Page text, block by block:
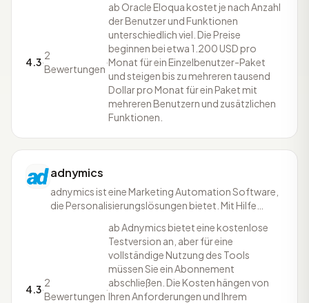
Kampagnen über mehrere Kanäle hinweg. So wertet
die Software die Daten von CRMs, Webseiten und
anderen Systemen aus, um Kunden zu
segmentieren. Eloqua unte
4.3·
2
Bewertungen
·
ab Oracle Eloqua kostet je nach Anzahl
der Benutzer und Funktionen
unterschiedlich viel. Die Preise
beginnen bei etwa 1.200 USD pro
Monat für ein Einzelbenutzer-Paket
und steigen bis zu mehreren tausend
Dollar pro Monat für ein Paket mit
mehreren Benutzern und zusätzlichen
Funktionen.
adnymics
adnymics ist eine Marketing Automation Software,
die Personalisierungslösungen bietet. Mit Hilfe
Kundenbindungen von Onlineshop-Händlern
4.3·
2
Bewertungen
·
ab Adnymics bietet eine kostenlose
Testversion an, aber für eine
vollständige Nutzung des Tools
müssen Sie ein Abonnement
abschließen. Die Kosten hängen von
Ihren Anforderungen und Ihrem